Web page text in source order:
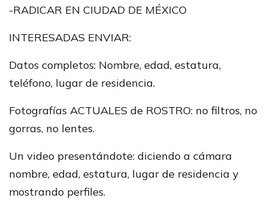
-RADICAR EN CIUDAD DE MÉXICO
INTERESADAS ENVIAR:
Datos completos: Nombre, edad, estatura,
teléfono, lugar de residencia.
Fotografías ACTUALES de ROSTRO: no filtros, no
gorras, no lentes.
Un video presentándote: diciendo a cámara
nombre, edad, estatura, lugar de residencia y
mostrando perfiles.